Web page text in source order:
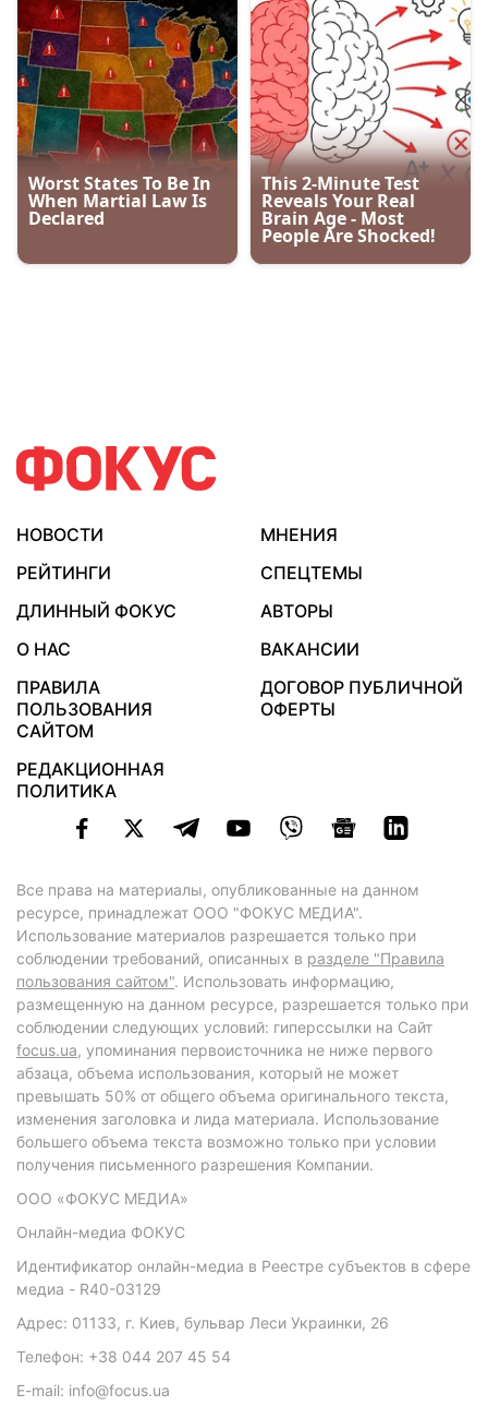
НОВОСТИ
МНЕНИЯ
РЕЙТИНГИ
СПЕЦТЕМЫ
ДЛИННЫЙ ФОКУС
АВТОРЫ
О НАС
ВАКАНСИИ
ПРАВИЛА
ПОЛЬЗОВАНИЯ
САЙТОМ
ДОГОВОР ПУБЛИЧНОЙ
ОФЕРТЫ
РЕДАКЦИОННАЯ
ПОЛИТИКА
Все права на материалы, опубликованные на данном
ресурсе, принадлежат ООО "ФОКУС МЕДИА".
Использование материалов разрешается только при
соблюдении требований, описанных в разделе "Правила
пользования сайтом". Использовать информацию,
размещенную на данном ресурсе, разрешается только при
соблюдении следующих условий: гиперссылки на Сайт
focus.ua, упоминания первоисточника не ниже первого
абзаца, объема использования, который не может
превышать 50% от общего объема оригинального текста,
изменения заголовка и лида материала. Использование
большего объема текста возможно только при условии
получения письменного разрешения Компании.
ООО «ФОКУС МЕДИА»
Онлайн-медиа ФОКУС
Идентификатор онлайн-медиа в Реестре субъектов в сфере
медиа - R40-03129
Адрес: 01133, г. Киев, бульвар Леси Украинки, 26
Телефон: +38 044 207 45 54
E-mail: info@focus.ua